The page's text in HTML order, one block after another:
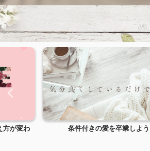
方が変わ 条件付きの愛を卒業しよう